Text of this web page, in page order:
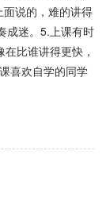
说的，难的讲得
成迷。5.上课有时
比谁讲得更快，
喜欢自学的同学